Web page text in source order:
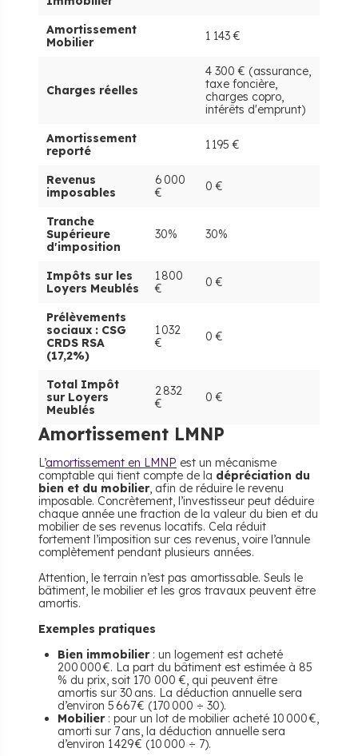
Amortissement
Mobilier
1 143 €
Charges réelles
4 300 € (assurance,
taxe foncière,
charges copro,
intérêts d'emprunt)
Amortissement
reporté
1 195 €
Revenus
imposables
6 000
€
0 €
Tranche
Supérieure
d'imposition
30% 30%
Impôts sur les
Loyers Meublés
1 800
€
0 €
Prélèvements
sociaux : CSG
CRDS RSA
(17,2%)
1 032
€
0 €
Total Impôt
sur Loyers
Meublés
2 832
€
0 €
​Amortissement LMNP
L’amortissement en LMNP est un mécanisme
comptable qui tient compte de la dépréciation du
bien et du mobilier, afin de réduire le revenu
imposable. Concrètement, l’investisseur peut déduire
chaque année une fraction de la valeur du bien et du
mobilier de ses revenus locatifs. Cela réduit
fortement l’imposition sur ces revenus, voire l’annule
complètement pendant plusieurs années.
Attention, le terrain n’est pas amortissable. Seuls le
bâtiment, le mobilier et les gros travaux peuvent être
amortis.
Exemples pratiques
Bien immobilier: un logement est acheté
200 000 €. La part du bâtiment est estimée à 85
% du prix, soit 170 000 €, qui peuvent être
amortis sur 30 ans. La déduction annuelle sera
d’environ 5 667 € (170 000 ÷ 30).
Mobilier: pour un lot de mobilier acheté 10 000 €,
amorti sur 7 ans, la déduction annuelle sera
d’environ 1 429 € (10 000 ÷ 7).